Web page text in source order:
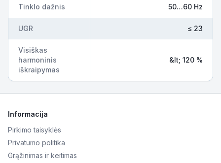
Tinklo dažnis 50…60 Hz
UGR ≤ 23
Visiškas
harmoninis
iškraipymas
&lt; 120 %
Informacija
Pirkimo taisyklės
Privatumo politika
Grąžinimas ir keitimas